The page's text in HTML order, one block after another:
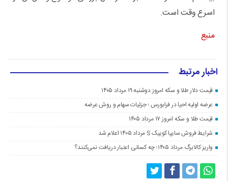
اسرع وقت است.
منبع
اخبار مرتبط
قیمت دلار طلا و سکه امروز دوشنبه ۱۹ مرداد ۱۴۰۵
عرضه اولیه احیا در فرابورس ؛ جزئیات سهام و روش عرضه
قیمت طلا و سکه امروز ۱۷ مرداد ۱۴۰۵
شرایط فروش سایپا کوییک S مرداد ۱۴۰۵ اعلام شد
واریز کالابرگ مرداد ۱۴۰۵؛ چه کسانی اعتبار دریافت نمی‌کنند؟